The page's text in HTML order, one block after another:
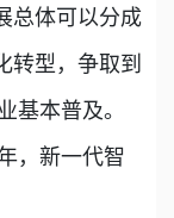
总体可以分成
转型，争取到
基本普及。
，新一代智